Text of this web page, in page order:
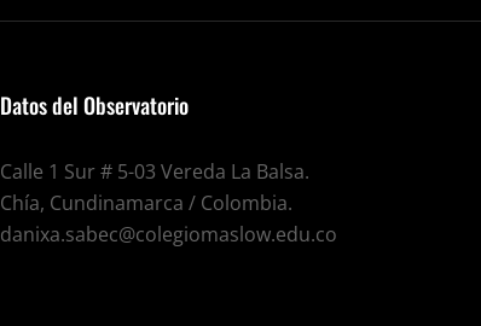
Datos del Observatorio
Calle 1 Sur # 5-03 Vereda La Balsa.
Chía, Cundinamarca / Colombia.
danixa.sabec@colegiomaslow.edu.co